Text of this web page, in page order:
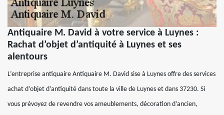
Antiquaire M. David à votre service à Luynes :
Rachat d’objet d’antiquité à Luynes et ses
alentours
L’entreprise antiquaire Antiquaire M. David sise à Luynes offre des services
achat d’objet d’antiquité dans toute la ville de Luynes et dans 37230. Si
vous prévoyez de revendre vos ameublements, décoration d’ancien,